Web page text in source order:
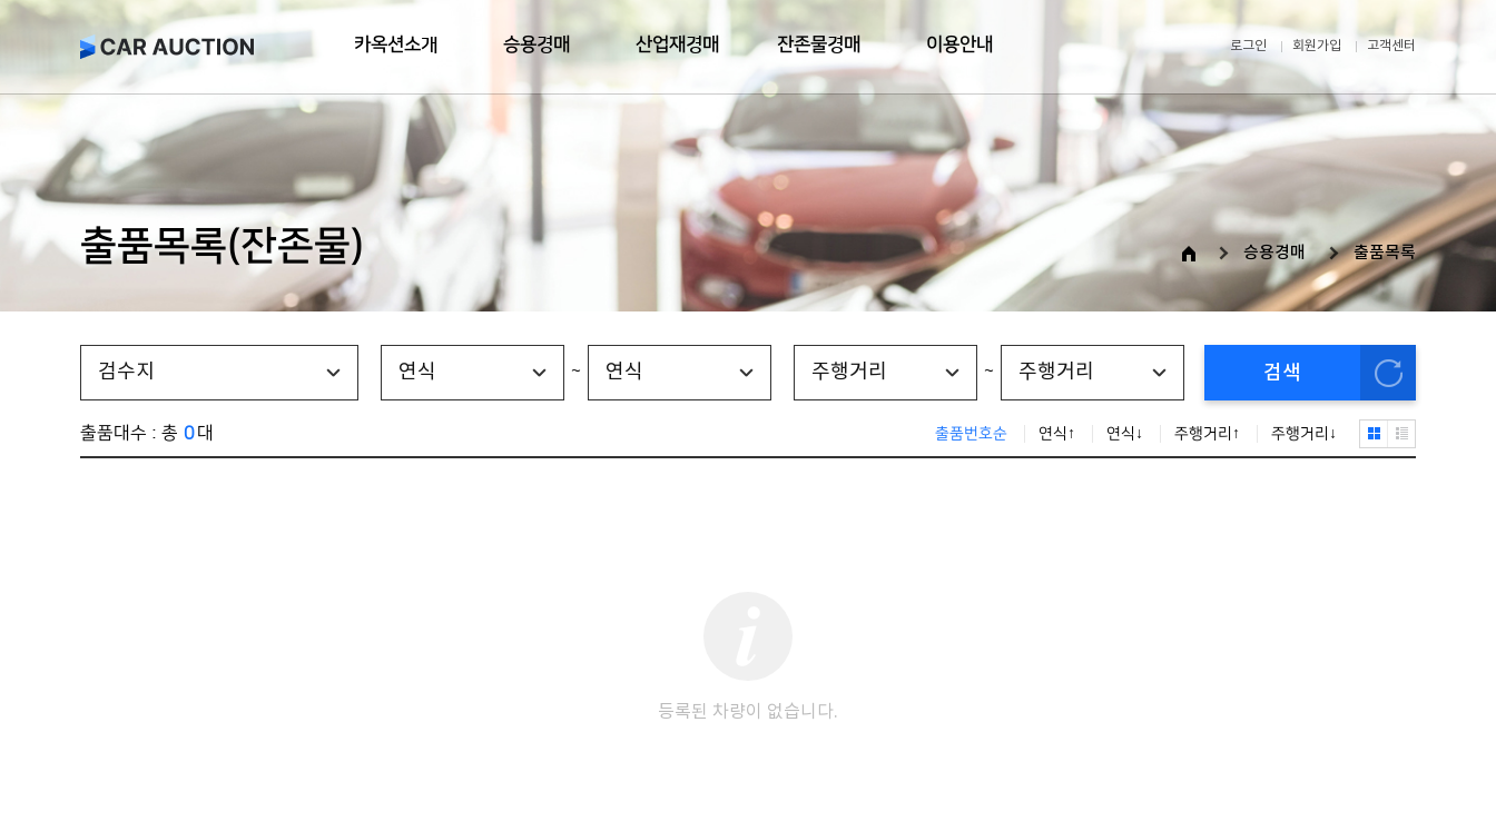
카옥션소개 승용경매 산업재경매 잔존물경매 이용안내 로그인 회원가입 고객센터
출품목록(잔존물) 승용경매 출품목록
검수지 연식 ~ 연식 주행거리 ~ 주행거리 검색
출품대수 : 총 0대 출품번호순 연식↑ 연식↓ 주행거리↑ 주행거리↓
등록된 차량이 없습니다.